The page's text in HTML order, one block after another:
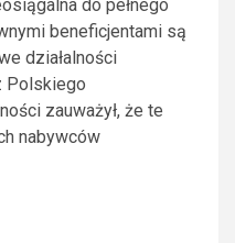
do pełnego
beneficjentami są
działalności
Polskiego
zauważył, że te
nabywców